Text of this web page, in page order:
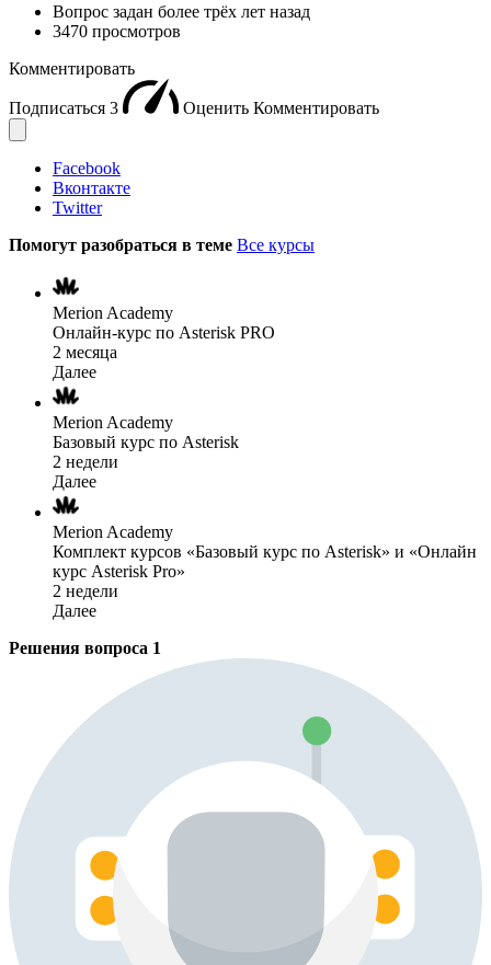
Вопрос задан более трёх лет назад
3470 просмотров
Комментировать
Подписаться 3 Оценить Комментировать
Facebook
Вконтакте
Twitter
Помогут разобраться в теме Все курсы
Merion Academy
Онлайн-курс по Asterisk PRO
2 месяца
Далее
Merion Academy
Базовый курс по Asterisk
2 недели
Далее
Merion Academy
Комплект курсов «Базовый курс по Asterisk» и «Онлайн
курс Asterisk Pro»
2 недели
Далее
Решения вопроса 1